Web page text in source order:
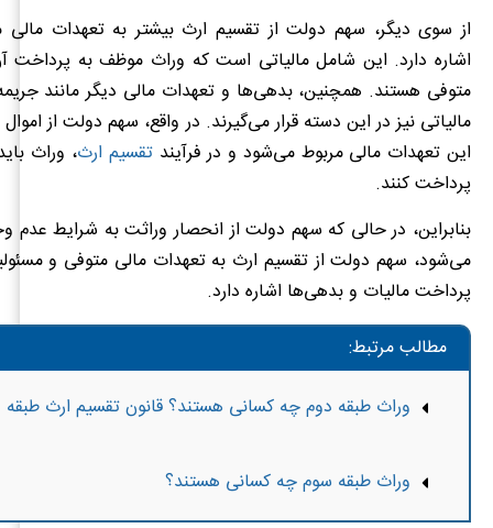
از سوی دیگر، سهم دولت از تقسیم ارث بیشتر به تعهدات
اشاره دارد. این شامل مالیاتی است که وراث موظف به پرداخت
متوفی هستند. همچنین، بدهی‌ها و تعهدات مالی دیگر مانند
مالیاتی نیز در این دسته قرار می‌گیرند. در واقع، سهم دولت از
این تعهدات مالی مربوط می‌شود و در فرآیندتقسیم ارث، وراث
پرداخت کنند.
بنابراین، در حالی که سهم دولت از انحصار وراثت به شرایط عدم
می‌شود، سهم دولت از تقسیم ارث به تعهدات مالی متوفی و
پرداخت مالیات و بدهی‌ها اشاره دارد.
مطالب مرتبط:
وراث طبقه دوم چه کسانی هستند؟ قانون تقسیم ارث
وراث طبقه سوم چه کسانی هستند؟